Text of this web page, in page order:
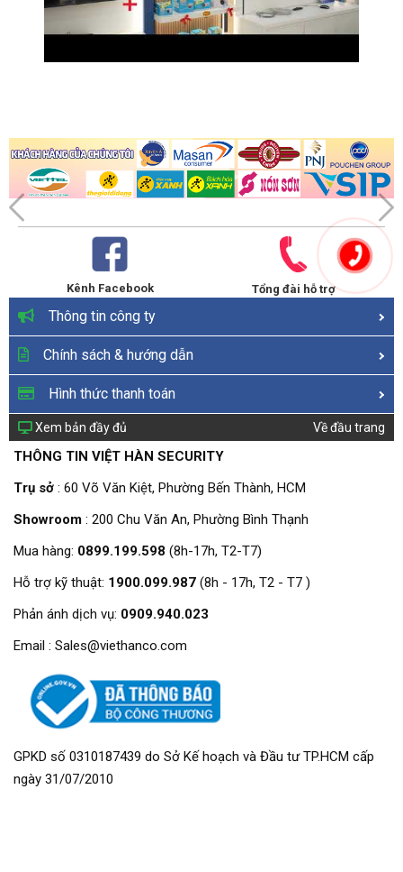
Kênh Facebook Tổng đài hỗ trợ
Thông tin công ty
Chính sách & hướng dẫn
Hình thức thanh toán
Xem bản đầy đủ Về đầu trang
THÔNG TIN VIỆT HÀN SECURITY
Trụ sở : 60 Võ Văn Kiệt, Phường Bến Thành, HCM
Showroom : 200 Chu Văn An, Phường Bình Thạnh
Mua hàng: 0899.199.598 (8h-17h, T2-T7)
Hỗ trợ kỹ thuật: 1900.099.987 (8h - 17h, T2 - T7 )
Phản ánh dịch vụ: 0909.940.023
Email : Sales@viethanco.com
GPKD số 0310187439 do Sở Kế hoạch và Đầu tư TP.HCM cấp
ngày 31/07/2010